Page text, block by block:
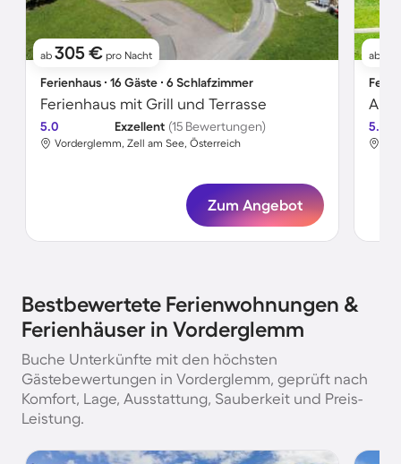
ab 305 € pro Nacht
Ferienhaus ∙ 16 Gäste ∙ 6 Schlafzimmer
Ferienhaus mit Grill und Terrasse
5.0 Exzellent (15 Bewertungen)
Vorderglemm, Zell am See, Österreich
Zum Angebot
ab
5.0
Bestbewertete Ferienwohnungen &
Ferienhäuser in Vorderglemm
Buche Unterkünfte mit den höchsten
Gästebewertungen in Vorderglemm, geprüft nach
Komfort, Lage, Ausstattung, Sauberkeit und Preis-
Leistung.